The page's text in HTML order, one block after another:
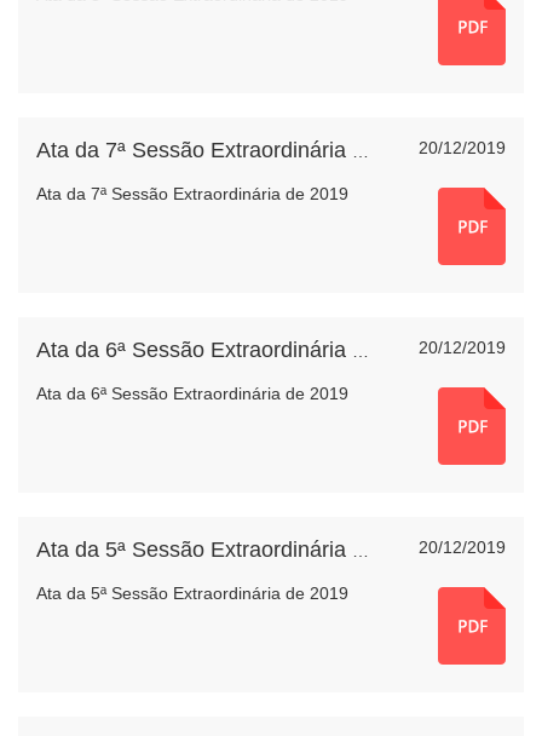
20/12/2019
Ata da 7ª Sessão Extraordinária de 2019
20/12/2019
Ata da 6ª Sessão Extraordinária de 2019
20/12/2019
Ata da 5ª Sessão Extraordinária de 2019